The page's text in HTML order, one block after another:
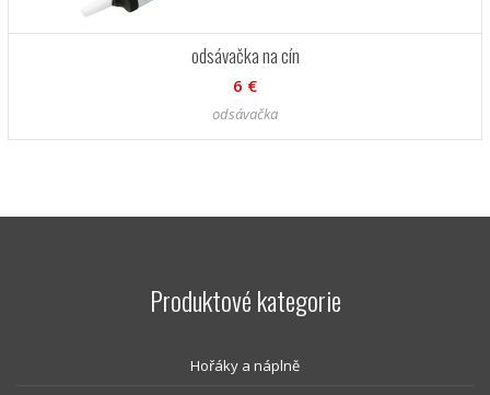
odsávačka na cín
6 €
odsávačka
Produktové kategorie
Hořáky a náplně